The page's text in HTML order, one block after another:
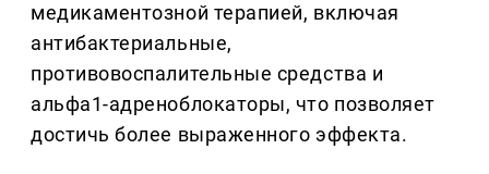
медикаментозной терапией, включая
антибактериальные,
противовоспалительные средства и
альфа1-адреноблокаторы, что позволяет
достичь более выраженного эффекта.